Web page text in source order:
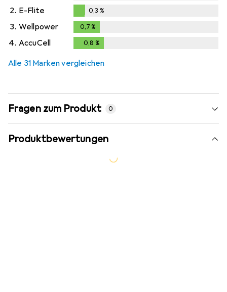
2. E-Flite
0,3%
0,3 %
3. Wellpower 0,7 %
4. AccuCell 0,8 %
Alle 31 Marken vergleichen
Fragen zum Produkt 0
Produktbewertungen